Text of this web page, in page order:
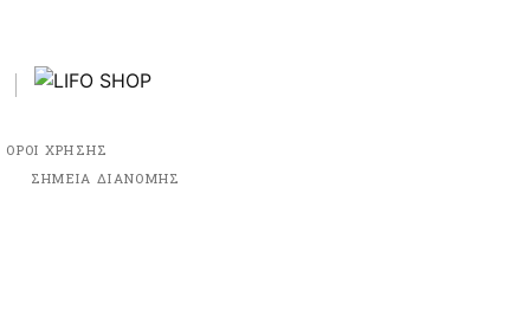
ΟΡΟΙ ΧΡΗΣΗΣ
ΣΗΜΕΙΑ ΔΙΑΝΟΜΗΣ